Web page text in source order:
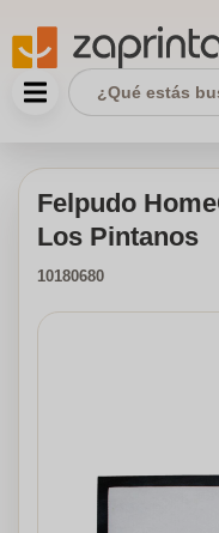
Felpudo
Los Pintanos
10180680